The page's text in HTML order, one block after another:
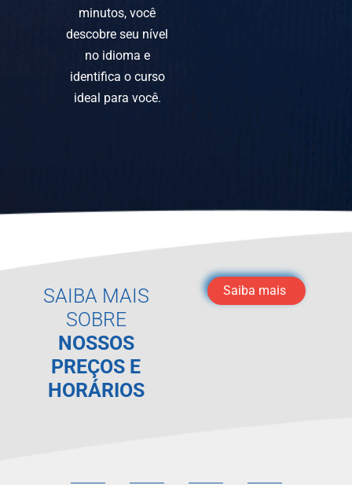
minutos, você
descobre seu nível
no idioma e
identifica o curso
ideal para você.
SAIBA MAIS
SOBRE
NOSSOS
PREÇOS E
HORÁRIOS
Saiba mais